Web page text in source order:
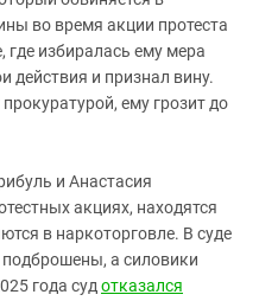
во время акции протеста
где избиралась ему мера
действия и признал вину.
ему грозит до
и Анастасия
акциях, находятся
в наркоторговле. В суде
а силовики
года суд отказался